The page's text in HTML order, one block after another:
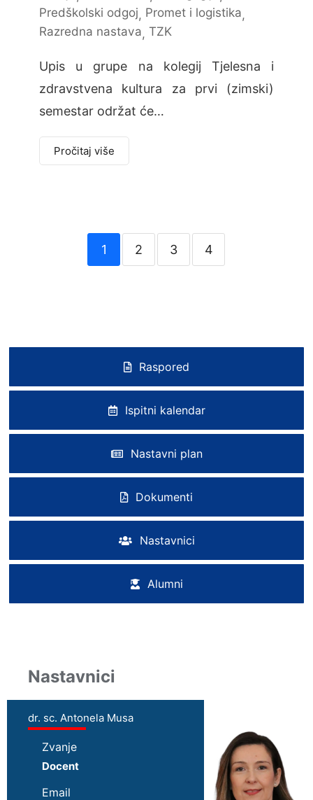
Predškolski odgoj, Promet i logistika,
Razredna nastava, TZK
Upis u grupe na kolegij Tjelesna i
zdravstvena kultura za prvi (zimski)
semestar održat će…
Pročitaj više
1 2 3 4
Raspored
Ispitni kalendar
Nastavni plan
Dokumenti
Nastavnici
Alumni
Nastavnici
dr. sc. Antonela Musa
Zvanje
Docent
Email